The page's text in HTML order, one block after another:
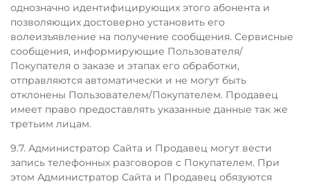
однозначно идентифицирующих этого абонента и
позволяющих достоверно установить его
волеизъявление на получение сообщения. Сервисные
сообщения, информирующие Пользователя/
Покупателя о заказе и этапах его обработки,
отправляются автоматически и не могут быть
отклонены Пользователем/Покупателем. Продавец
имеет право предоставлять указанные данные так же
третьим лицам.
9.7. Администратор Сайта и Продавец могут вести
запись телефонных разговоров с Покупателем. При
этом Администратор Сайта и Продавец обязуются